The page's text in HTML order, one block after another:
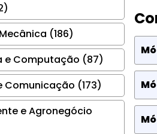
(186)
e Computação (87)
Comunicação (173)
e Agronegócio